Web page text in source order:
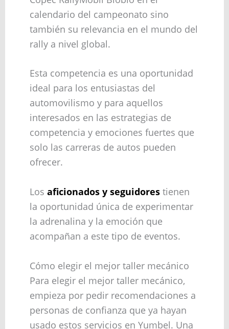
calendario del campeonato sino
también su relevancia en el mundo del
rally a nivel global.
Esta competencia es una oportunidad
ideal para los entusiastas del
automovilismo y para aquellos
interesados en las estrategias de
competencia y emociones fuertes que
solo las carreras de autos pueden
ofrecer.
Los aficionados y seguidorestienen
la oportunidad única de experimentar
la adrenalina y la emoción que
acompañan a este tipo de eventos.
Cómo elegir el mejor taller mecánico
Para elegir el mejor taller mecánico,
empieza por pedir recomendaciones a
personas de confianza que ya hayan
usado estos servicios en Yumbel. Una